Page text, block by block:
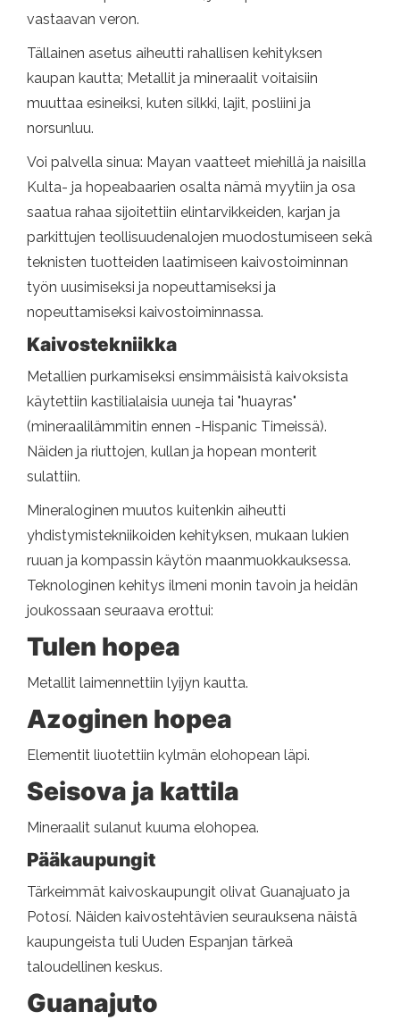
vastaavan veron.
Tällainen asetus aiheutti rahallisen kehityksen
kaupan kautta; Metallit ja mineraalit voitaisiin
muuttaa esineiksi, kuten silkki, lajit, posliini ja
norsunluu.
Voi palvella sinua: Mayan vaatteet miehillä ja naisilla
Kulta- ja hopeabaarien osalta nämä myytiin ja osa
saatua rahaa sijoitettiin elintarvikkeiden, karjan ja
parkittujen teollisuudenalojen muodostumiseen sekä
teknisten tuotteiden laatimiseen kaivostoiminnan
työn uusimiseksi ja nopeuttamiseksi ja
nopeuttamiseksi kaivostoiminnassa.
Kaivostekniikka
Metallien purkamiseksi ensimmäisistä kaivoksista
käytettiin kastilialaisia ​​uuneja tai "huayras"
(mineraalilämmitin ennen -Hispanic Timeissä).
Näiden ja riuttojen, kullan ja hopean monterit
sulattiin.
Mineraloginen muutos kuitenkin aiheutti
yhdistymistekniikoiden kehityksen, mukaan lukien
ruuan ja kompassin käytön maanmuokkauksessa.
Teknologinen kehitys ilmeni monin tavoin ja heidän
joukossaan seuraava erottui:
Tulen hopea
Metallit laimennettiin lyijyn kautta.
Azoginen hopea
Elementit liuotettiin kylmän elohopean läpi.
Seisova ja kattila
Mineraalit sulanut kuuma elohopea.
Pääkaupungit
Tärkeimmät kaivoskaupungit olivat Guanajuato ja
Potosí. Näiden kaivostehtävien seurauksena näistä
kaupungeista tuli Uuden Espanjan tärkeä
taloudellinen keskus.
Guanajuto